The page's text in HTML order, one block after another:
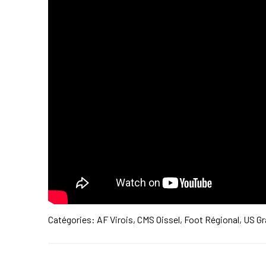
Catégories: AF Virois, CMS Oissel, Foot Régional, US